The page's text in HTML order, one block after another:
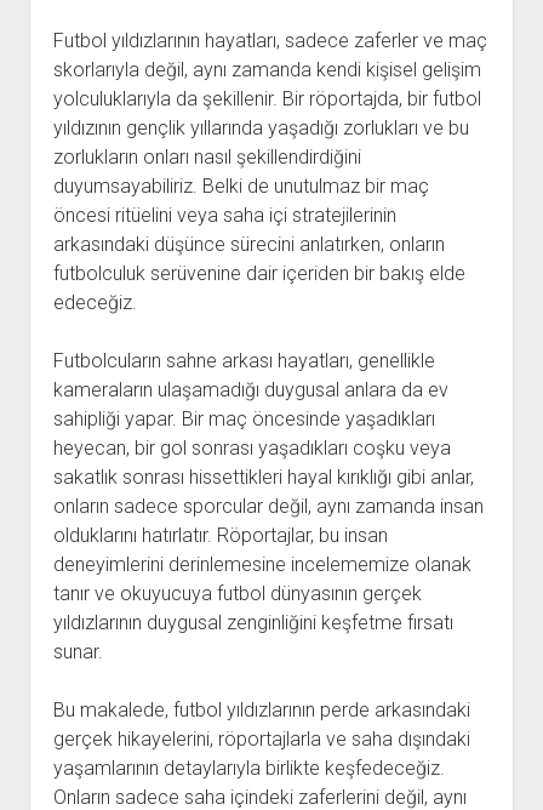
Futbol yıldızlarının hayatları, sadece zaferler ve maç
skorlarıyla değil, aynı zamanda kendi kişisel gelişim
yolculuklarıyla da şekillenir. Bir röportajda, bir futbol
yıldızının gençlik yıllarında yaşadığı zorlukları ve bu
zorlukların onları nasıl şekillendirdiğini
duyumsayabiliriz. Belki de unutulmaz bir maç
öncesi ritüelini veya saha içi stratejilerinin
arkasındaki düşünce sürecini anlatırken, onların
futbolculuk serüvenine dair içeriden bir bakış elde
edeceğiz.
Futbolcuların sahne arkası hayatları, genellikle
kameraların ulaşamadığı duygusal anlara da ev
sahipliği yapar. Bir maç öncesinde yaşadıkları
heyecan, bir gol sonrası yaşadıkları coşku veya
sakatlık sonrası hissettikleri hayal kırıklığı gibi anlar,
onların sadece sporcular değil, aynı zamanda insan
olduklarını hatırlatır. Röportajlar, bu insan
deneyimlerini derinlemesine incelememize olanak
tanır ve okuyucuya futbol dünyasının gerçek
yıldızlarının duygusal zenginliğini keşfetme fırsatı
sunar.
Bu makalede, futbol yıldızlarının perde arkasındaki
gerçek hikayelerini, röportajlarla ve saha dışındaki
yaşamlarının detaylarıyla birlikte keşfedeceğiz.
Onların sadece saha içindeki zaferlerini değil, aynı